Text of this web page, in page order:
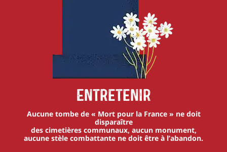
Entretenir
Aucune tombe de « Mort pour la France » ne doit
disparaître
des cimetières communaux, aucun monument,
aucune stèle combattante ne doit être à l’abandon.